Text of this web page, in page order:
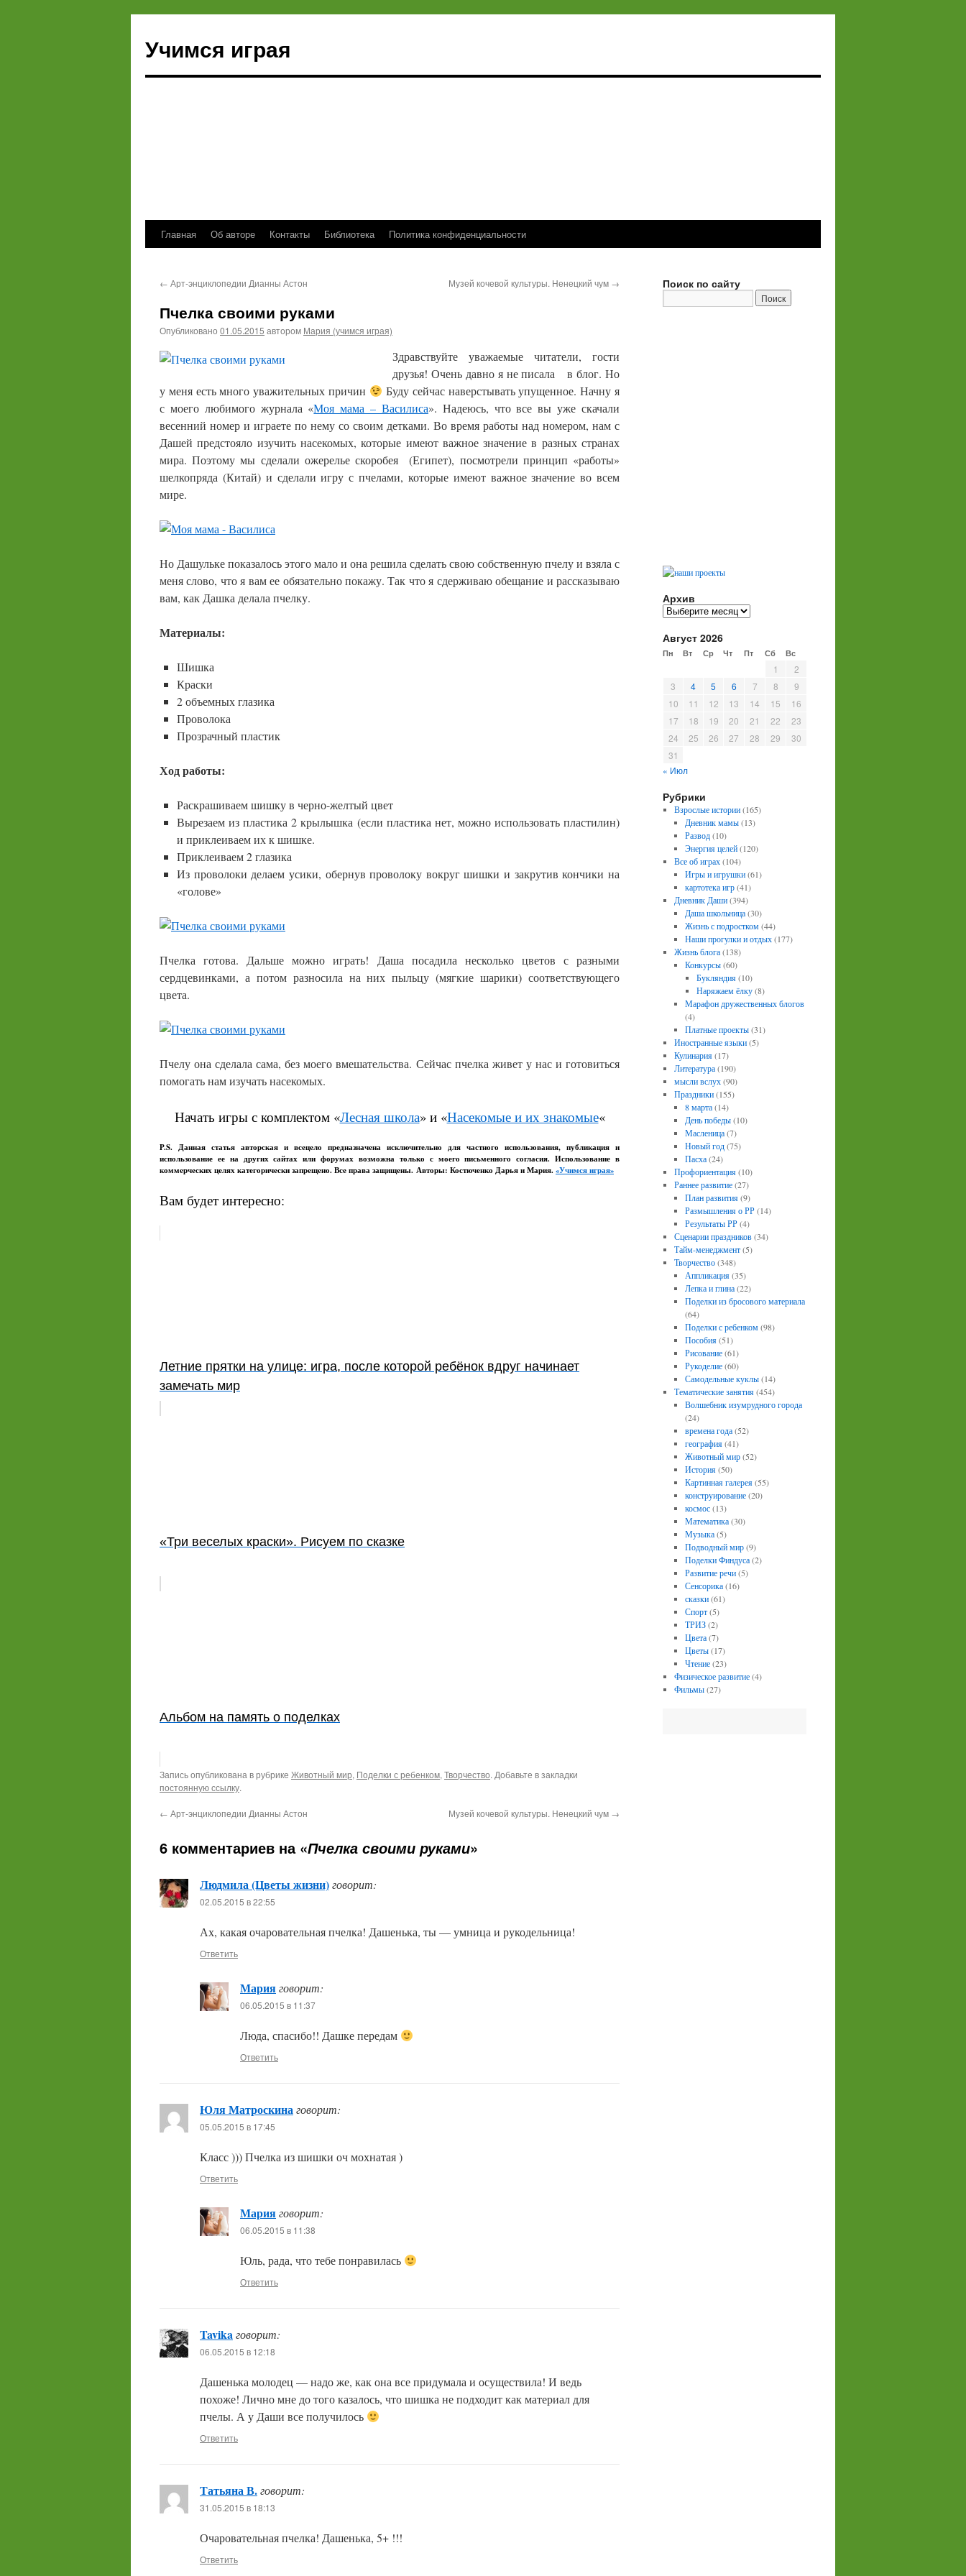
Учимся играя
Перейти
содержимому
Главная Об авторе Контакты Библиотека Политика конфиденциальности
← Арт-энциклопедии Дианны Астон Музей кочевой культуры. Ненецкий чум →
Пчелка своими руками
Опубликовано 01.05.2015 автором Мария (учимся играя)
Здравствуйте уважаемые читатели, гости
друзья! Очень давно я не писала в блог. Но
у меня есть много уважительных причин
Буду сейчас наверстывать упущенное. Начну я
с моего любимого журнала «Моя мама – Василиса». Надеюсь, что все вы уже скачали
весенний номер и играете по нему со своим детками. Во время работы над номером, нам с
Дашей предстояло изучить насекомых, которые имеют важное значение в разных странах
мира. Поэтому мы сделали ожерелье скоробея (Египет), посмотрели принцип «работы»
шелкопряда (Китай) и сделали игру с пчелами, которые имеют важное значение во всем
мире.
Но Дашульке показалось этого мало и она решила сделать свою собственную пчелу и взяла с
меня слово, что я вам ее обязательно покажу. Так что я сдерживаю обещание и рассказываю
вам, как Дашка делала пчелку.
Материалы:
Шишка
Краски
2 объемных глазика
Проволока
Прозрачный пластик
Ход работы:
Раскрашиваем шишку в черно-желтый цвет
Вырезаем из пластика 2 крылышка (если пластика нет, можно использовать пластилин)
и приклеиваем их к шишке.
Приклеиваем 2 глазика
Из проволоки делаем усики, обернув проволоку вокруг шишки и закрутив кончики на
«голове»
Пчелка готова. Дальше можно играть! Даша посадила несколько цветов с разными
сердцевинками, а потом разносила на них пыльцу (мягкие шарики) соответствующего
цвета.
Пчелу она сделала сама, без моего вмешательства. Сейчас пчелка живет у нас и готовиться
помогать нам изучать насекомых.
Начать игры с комплектом «Лесная школа» и «Насекомые и их знакомые«
P.S. Данная статья авторская и всецело предназначена исключительно для частного использования, публикация и
использование ее на других сайтах или форумах возможна только с моего письменного согласия. Использование в
коммерческих целях категорически запрещено. Все права защищены. Авторы: Костюченко Дарья и Мария. «Учимся играя»
Вам будет интересно:
Летние прятки на улице: игра, после которой ребёнок вдруг начинает
замечать мир
«Три веселых краски». Рисуем по сказке
Альбом на память о поделках
Запись опубликована в рубрике Животный мир, Поделки с ребенком, Творчество. Добавьте в закладки
постоянную ссылку.
← Арт-энциклопедии Дианны Астон Музей кочевой культуры. Ненецкий чум →
6 комментариев на «Пчелка своими руками»
Людмила (Цветы жизни)говорит:
02.05.2015 в 22:55
Ах, какая очаровательная пчелка! Дашенька, ты — умница и рукодельница!
Ответить
Марияговорит:
06.05.2015 в 11:37
Люда, спасибо!! Дашке передам
Ответить
Юля Матроскинаговорит:
05.05.2015 в 17:45
Класс ))) Пчелка из шишки оч мохнатая )
Ответить
Марияговорит:
06.05.2015 в 11:38
Юль, рада, что тебе понравилась
Ответить
Tavikaговорит:
06.05.2015 в 12:18
Дашенька молодец — надо же, как она все придумала и осуществила! И ведь
похоже! Лично мне до того казалось, что шишка не подходит как материал для
пчелы. А у Даши все получилось
Ответить
Татьяна В.говорит:
31.05.2015 в 18:13
Очаровательная пчелка! Дашенька, 5+ !!!
Ответить
Поиск по сайту
Архив
Архив
Август 2026
Пн Вт Ср Чт Пт Сб Вс
1
2
3
4 5 6 7 8
9
10
11 12 13 14 15
16
17
18 19 20 21 22
23
24
25 26 27 28 29
30
31
« Июл
Рубрики
Взрослые истории(165)
Дневник мамы(13)
Развод(10)
Энергия целей(120)
Все об играх(104)
Игры и игрушки(61)
картотека игр(41)
Дневник Даши(394)
Даша школьница(30)
Жизнь с подростком(44)
Наши прогулки и отдых(177)
Жизнь блога(138)
Конкурсы(60)
Букляндия(10)
Наряжаем ёлку(8)
Марафон дружественных блогов
(4)
Платные проекты(31)
Иностранные языки(5)
Кулинария(17)
Литература(190)
мысли вслух(90)
Праздники(155)
8 марта(14)
День победы(10)
Масленица(7)
Новый год(75)
Пасха(24)
Профориентация(10)
Раннее развитие(27)
План развития(9)
Размышления о РР(14)
Результаты РР(4)
Сценарии праздников(34)
Тайм-менеджмент(5)
Творчество(348)
Аппликация(35)
Лепка и глина(22)
Поделки из бросового материала
(64)
Поделки с ребенком(98)
Пособия(51)
Рисование(61)
Рукоделие(60)
Самодельные куклы(14)
Тематические занятия(454)
Волшебник изумрудного города
(24)
времена года(52)
география(41)
Животный мир(52)
История(50)
Картинная галерея(55)
конструирование(20)
космос(13)
Математика(30)
Музыка(5)
Подводный мир(9)
Поделки Финдуса(2)
Развитие речи(5)
Сенсорика(16)
сказки(61)
Спорт(5)
ТРИЗ(2)
Цвета(7)
Цветы(17)
Чтение(23)
Физическое развитие(4)
Фильмы(27)